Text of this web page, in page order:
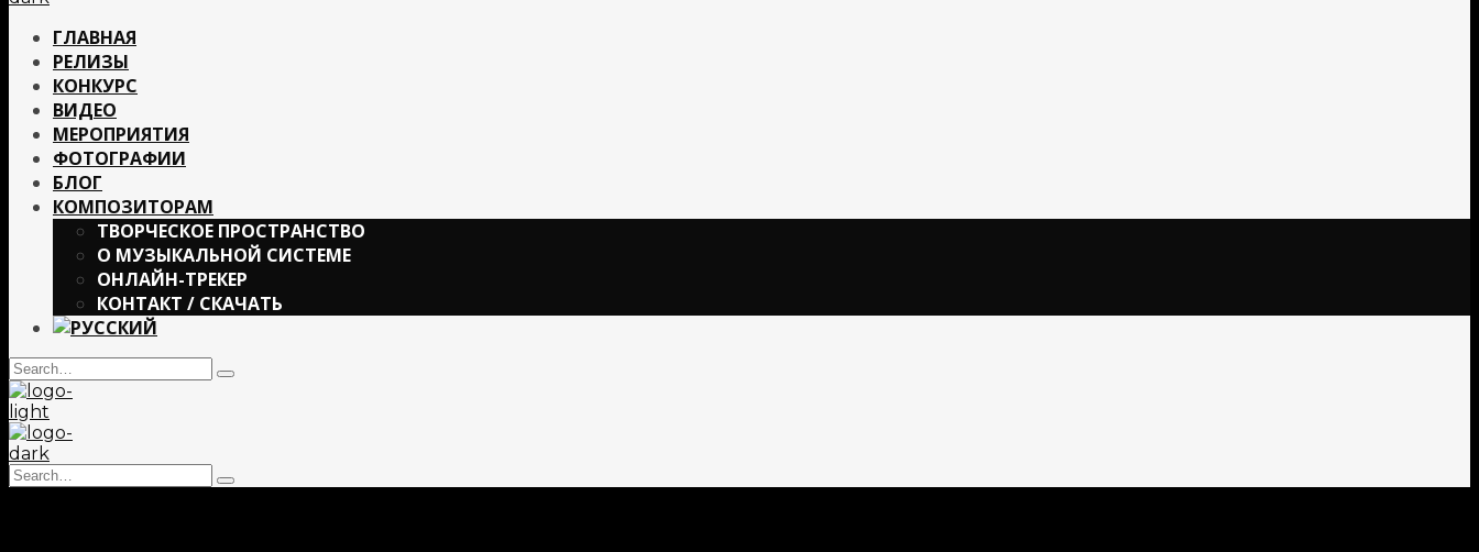
ГЛАВНАЯ
РЕЛИЗЫ
КОНКУРС
ВИДЕО
МЕРОПРИЯТИЯ
ФОТОГРАФИИ
БЛОГ
КОМПОЗИТОРАМ
ТВОРЧЕСКОЕ ПРОСТРАНСТВО
О МУЗЫКАЛЬНОЙ СИСТЕМЕ
ОНЛАЙН-ТРЕКЕР
КОНТАКТ / СКАЧАТЬ
Search
for:
Type
Search
for:
Type